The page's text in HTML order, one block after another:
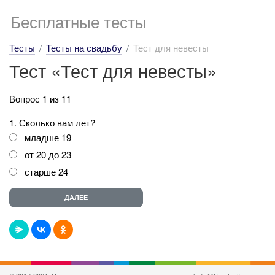
Бесплатные тесты
Тесты Тесты на свадьбу Тест для невесты
Тест «Тест для невесты»
Вопрос 1 из 11
1. Сколько вам лет?
младше 19
от 20 до 23
старше 24